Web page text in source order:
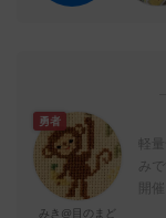
勇者
みき@目のまど
軽
み
開催